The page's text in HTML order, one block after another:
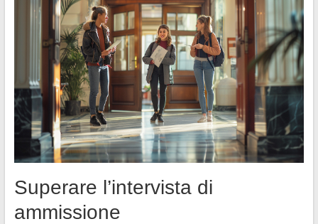
Superare l’intervista di
ammissione